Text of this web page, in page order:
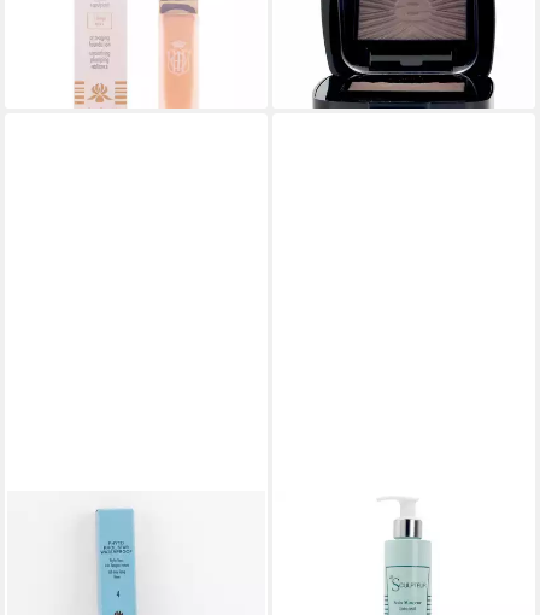
ab 105,73 €
(352,43 €/ 100 ml)
lieferbar - in 2-3 Werktagen bei dir
Ombres 15 Mat Taupe
50,66 €
(33.773,33 €/ 1 kg)
lieferbar in 3 Wochen
Mascara Sisley - Phyto Khol
Star Waterproof - Stylo Liner
0,3g - 4 Sparkling B
Körperpflegemittel Le
Sculpteur Intensive
Contouring Care